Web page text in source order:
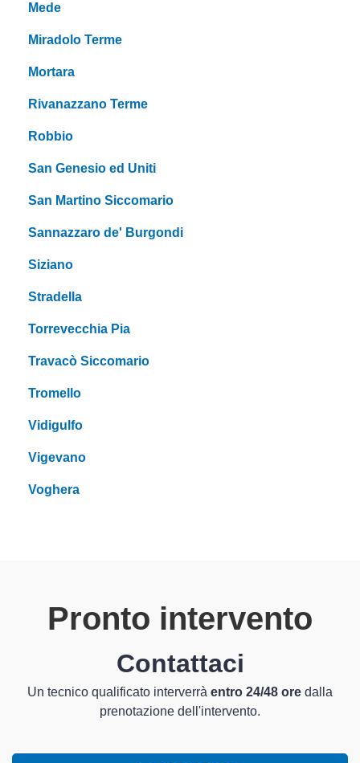
Mede
Miradolo Terme
Mortara
Rivanazzano Terme
Robbio
San Genesio ed Uniti
San Martino Siccomario
Sannazzaro de' Burgondi
Siziano
Stradella
Torrevecchia Pia
Travacò Siccomario
Tromello
Vidigulfo
Vigevano
Voghera
Pronto intervento
Contattaci
Un tecnico qualificato interverrà entro 24/48 ore dalla
prenotazione dell'intervento.